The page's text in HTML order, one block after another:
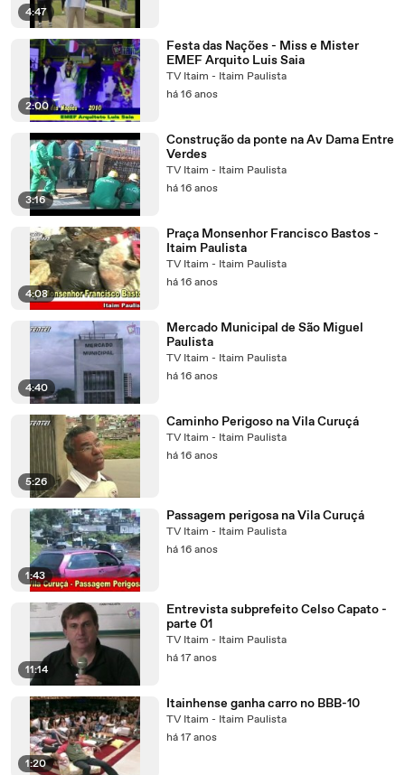
4:47
2:00
Festa das Nações - Miss e Mister
EMEF Arquito Luis Saia
TV Itaim - Itaim Paulista
há 16 anos
3:16
Construção da ponte na Av Dama Entre
Verdes
TV Itaim - Itaim Paulista
há 16 anos
4:08
Praça Monsenhor Francisco Bastos -
Itaim Paulista
TV Itaim - Itaim Paulista
há 16 anos
4:40
Mercado Municipal de São Miguel
Paulista
TV Itaim - Itaim Paulista
há 16 anos
5:26
Caminho Perigoso na Vila Curuçá
TV Itaim - Itaim Paulista
há 16 anos
1:43
Passagem perigosa na Vila Curuçá
TV Itaim - Itaim Paulista
há 16 anos
11:14
Entrevista subprefeito Celso Capato -
parte 01
TV Itaim - Itaim Paulista
há 17 anos
1:20
Itainhense ganha carro no BBB-10
TV Itaim - Itaim Paulista
há 17 anos